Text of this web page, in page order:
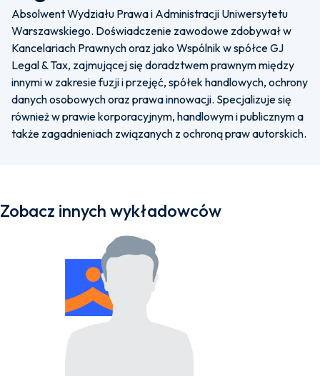
Absolwent Wydziału Prawa i Administracji Uniwersytetu
Warszawskiego. Doświadczenie zawodowe zdobywał w
Kancelariach Prawnych oraz jako Wspólnik w spółce GJ
Legal & Tax, zajmującej się doradztwem prawnym między
innymi w zakresie fuzji i przejęć, spółek handlowych, ochrony
danych osobowych oraz prawa innowacji. Specjalizuje się
również w prawie korporacyjnym, handlowym i publicznym a
także zagadnieniach związanych z ochroną praw autorskich.
Zobacz innych wykładowców